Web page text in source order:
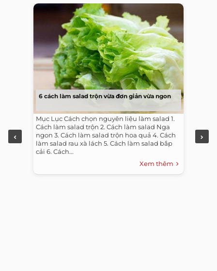
6 cách làm salad trộn vừa đơn giản vừa ngon
Mục Lục Cách chọn nguyên liệu làm salad 1.
Cách làm salad trộn 2. Cách làm salad Nga
ngon 3. Cách làm salad trộn hoa quả 4. Cách
làm salad rau xà lách 5. Cách làm salad bắp
cải 6. Cách...
Xem thêm